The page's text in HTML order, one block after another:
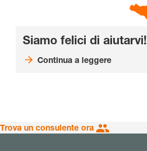
Siamo felici di aiutarvi!
Continua a leggere
Trova un consulente ora